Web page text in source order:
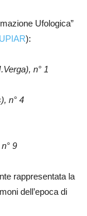
Ufologica”
):
n° 1
n° 4
9
rappresentata la
dell’epoca di